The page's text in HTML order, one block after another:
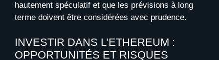
hautement spéculatif et que les prévisions à long
terme doivent être considérées avec prudence.
INVESTIR DANS L’ETHEREUM :
OPPORTUNITÉS ET RISQUES